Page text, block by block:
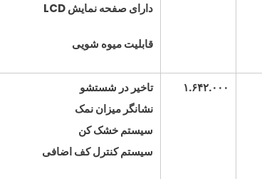
دارای صفحه نمایش
قابلیت میوه شویی
۱.۶۴۲.۰۰۰
تاخیر در شستشو
نشانگر میزان نمک
سیستم خشک کن
سیستم کنترل کف اضافی